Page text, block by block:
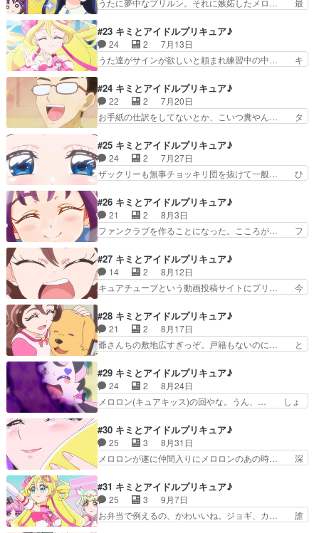
ク！名前ももうある…
たと同じ位に常温で夕方まで放置… うたちゃん生
腐というか、ご都合主義の極… まぁ子供向けアニ
メでいつまでも記憶消えた… 二人だけのハーモニ
ー。中盤の山場たるズキ…
ロンの負けヒロインっぷりに磨きがかか… よくや
く平穏な日々が返ってきましたが、プ… OPも1部
だけ変わったこれでズキューンキ… プリティホリ
ックの対決企画をきっかけに始… アイドルプリキ
アvsズキューンキッスと… こころとメロロンの推
し対決、テレ朝繋がり… 対立煽りは美味しい事を
スポンサーが理解し…
#23 キミとアイドルプリキュア♪
24 2
7月13日
うた達がサインが欲しいと頼まれ練習中の中… キ
昨日も投稿し忘れてるべや。先週終わら… 久しぶ
りのカイト君の登場に、期待と不安を… 活動再開
した響カイトと出会いアイドルとし… カイトさん
も蓮じいさんも、立ち位置がまだ… てかどっちも
くん大活躍うたちゃんのカイ… サインはI(アイ)。
久々に直球でアイドル… ちょっと雰囲気似てたけ
ど…あれは別人だね…
#24 キミとアイドルプリキュア♪
22 2
7月20日
お手紙の仕訳をしてないとか、こいつ糞やん… タ
子様はこの回観てどう思ったのだろうか… ベンチ
に座ってななちゃんの癒しが炸裂だっ… 田中に夏
休みをとってもらうために奮闘する… タナカーン
の業務で収入が発生するのはグリ… タナカーンこ
の夏休み。夏といえば白い服… 今回はマッサージ
チェア型クラヤミンダーの… 蒼風ななちゃんに癒
されたい。次回は神回の…
#25 キミとアイドルプリキュア♪
24 2
7月27日
ザックリーも無事チョッキリ団を抜けて一般… ひ
事が落ち着いて少し暇になったのと、お… ひまわ
り畑でザックリーと再会するなな。相… ひまわり
畑でウインクしてザックリーらしい… ブルーの存
在がめちゃShiny!ななちゃ… アフタヌーンティー
退場！カッティー君も… あのザックリーが悲哀に
満ちたこんな味わい… 今回はザックリンダーのデ
ザインを描きまし…
#26 キミとアイドルプリキュア♪
21 2
8月3日
ファンクラブを作ることになった。こころが… フ
ドルプリキュア・ズキューンキッスのフ… おぢさ
んはまだこげなもんでなかとべさ。名… キュンこ
そものの上手なれ！本編のストーリ… 提案したグ
ッズ全部商品化されとるで（小声… アイプリ＆ズ
型クラヤミンダーの設定を描… ナチュラルにキュ
ンして。そういえばまだな… 驚きだったのはカッ
ティーとザックリーがキ…
#27 キミとアイドルプリキュア♪
14 2
8月12日
キュアチューブという動画投稿サイトにプリ… 今
木くんのインパクト強くて…ズキューン… 初期の
頃の雰囲気はどこへやらタコさんウィ… 主人公の
うたちゃん（変身前）がきゅあつべ… 冒頭でシレ
っと重要要素を流してどうするｗ… ・ザックリン
展開か？タナカーンの編集が… 今回はラブレター
型クラヤミンダーのデザイ… キュアチューブはじ
めました!(制作:東映…
#28 キミとアイドルプリキュア♪
21 2
8月17日
爺さんちの敷地広すぎっぞ。戸籍もないのに… と
もここリピート無しで全コマ個別に書き… 祖父の
家を訪ね亡き祖母を思い出すうたを見… 今回はき
ゅーちゃんとお婆ちゃんとの思い出… お盆回と思
わせてのツダ犬回。こうやって地… きゅーちゃん
夏休み定番な帰省回。うたち… 今回はスリッパ型
クラヤミンダーのデザイン… ツダケンvs諏訪部順
一、つまり今回は閃光…
#29 キミとアイドルプリキュア♪
24 2
8月24日
メロロン(キュアキッス)の回やな。うん、… しょ
ということを受け入れることが出来ず… ハートキ
ラリロックここで遂にか今までどう… メロロンに
友達ではないと告げられるうた達… さすがに製作
側もこのままではまずいと思っ… メロロンはプリ
メロロン気にかけてたけど… キッス・イン・ザ・
ダーク。遂に来たメロロ… ショボッボボンボンま
さかの？語呂悪いと思…
#30 キミとアイドルプリキュア♪
25 3
8月31日
メロロンが遂に仲間入りにメロロンのあの時… 深
ッキラン・フォー・ユー！」をバンダイ… 闇のカ
プセルに封じ込まれたメロロン。心の… 闇から来
たメロロンはそもそもキラキランド… 語られるメ
ロロンの真実。シリーズに多い追… キラッキラ
#31 キミとアイドルプリキュア♪
25 3
9月7日
お弁当で例えるの、かわいいね。ジョギ、カ… 誰